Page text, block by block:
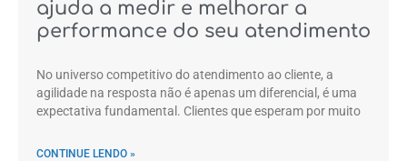
ajuda a medir e melhorar a
performance do seu atendimento
No universo competitivo do atendimento ao cliente, a
agilidade na resposta não é apenas um diferencial, é uma
expectativa fundamental. Clientes que esperam por muito
CONTINUE LENDO »